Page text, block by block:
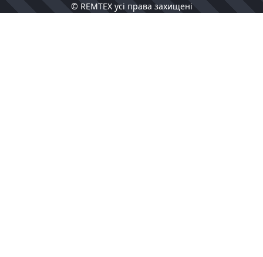
© REMTEX усі права захищені